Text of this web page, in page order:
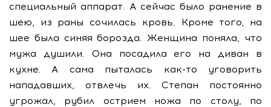
специальный аппарат. А сейчас было ранение в
шею, из раны сочилась кровь. Кроме того, на
шее была синяя борозда. Женщина поняла, что
мужа душили. Она посадила его на диван в
кухне. А сама пыталась как-то уговорить
нападавших, отвлечь их. Степан постоянно
угрожал, рубил острием ножа по столу, по